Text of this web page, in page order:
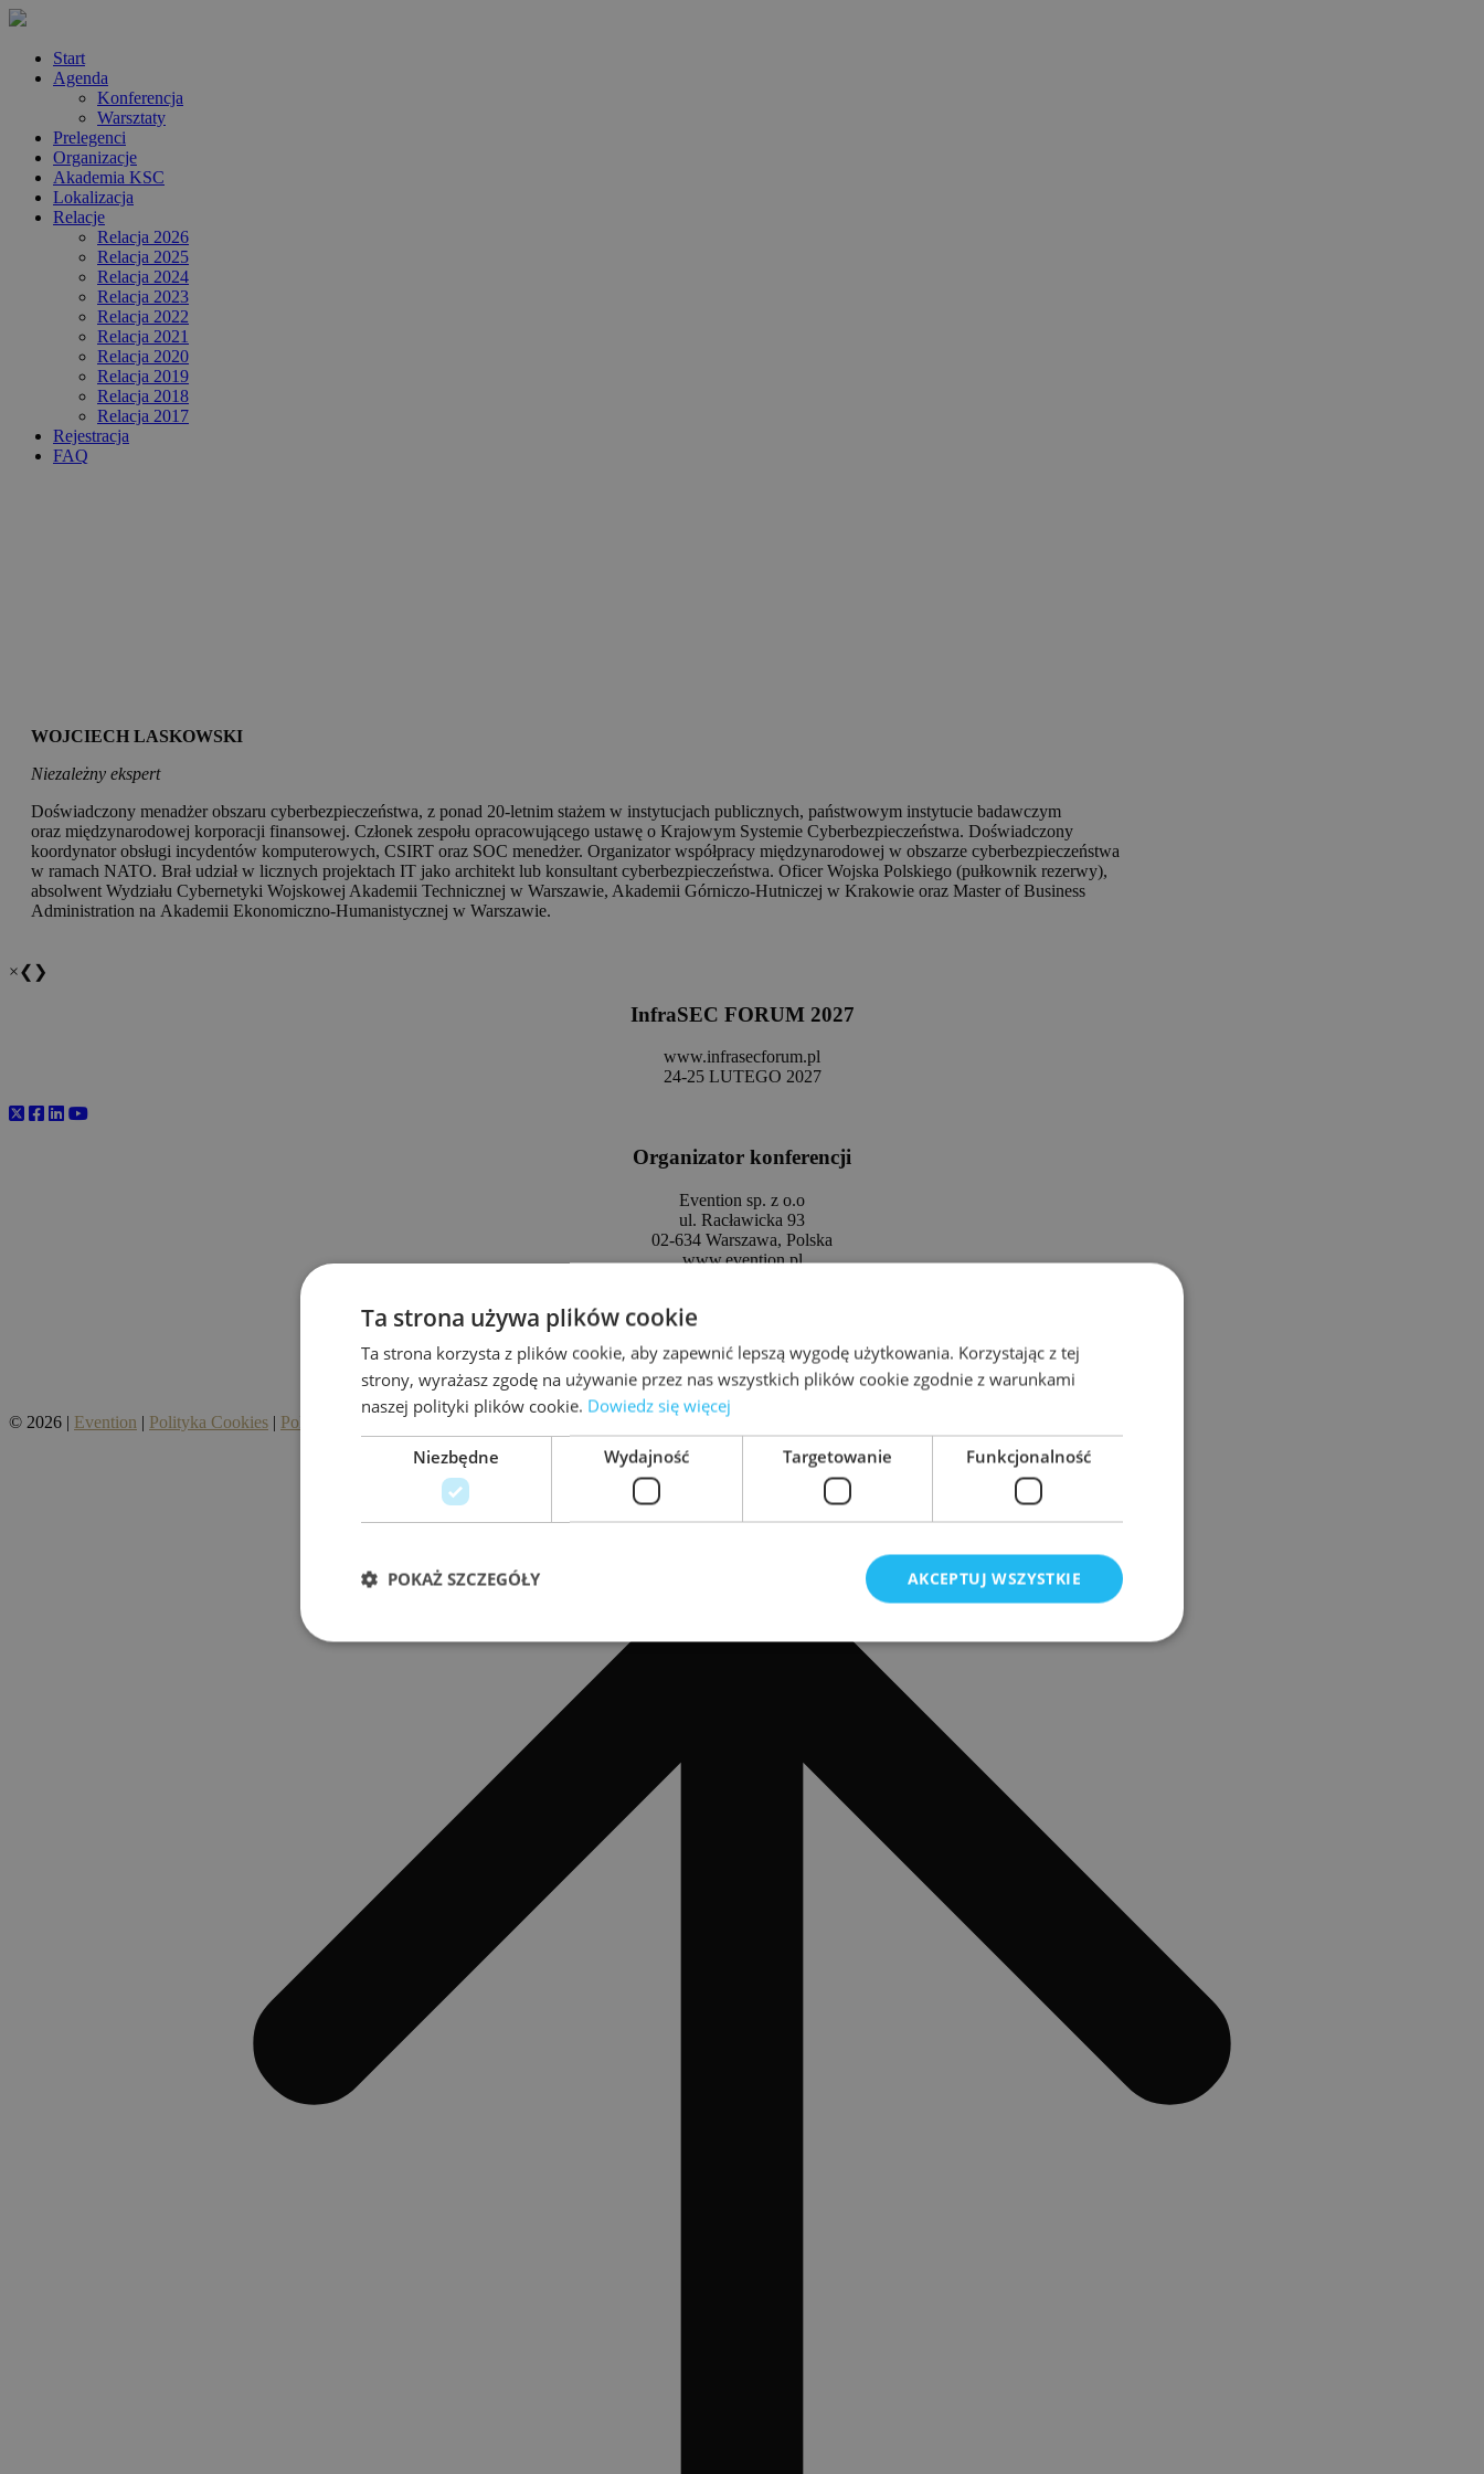
Start
Agenda
Konferencja
Warsztaty
Prelegenci
Organizacje
Akademia KSC
Lokalizacja
Relacje
Relacja 2026
Relacja 2025
Relacja 2024
Relacja 2023
Relacja 2022
Relacja 2021
Relacja 2020
Relacja 2019
Relacja 2018
Relacja 2017
Rejestracja
FAQ
WOJCIECH LASKOWSKI
Niezależny ekspert
Doświadczony menadżer obszaru cyberbezpieczeństwa, z ponad 20-letnim stażem w instytucjach publicznych, państwowym instytucie badawczym
oraz międzynarodowej korporacji finansowej. Członek zespołu opracowującego ustawę o Krajowym Systemie Cyberbezpieczeństwa. Doświadczony
koordynator obsługi incydentów komputerowych, CSIRT oraz SOC menedżer. Organizator współpracy międzynarodowej w obszarze cyberbezpieczeństwa
w ramach NATO. Brał udział w licznych projektach IT jako architekt lub konsultant cyberbezpieczeństwa. Oficer Wojska Polskiego (pułkownik rezerwy),
absolwent Wydziału Cybernetyki Wojskowej Akademii Technicznej w Warszawie, Akademii Górniczo-Hutniczej w Krakowie oraz Master of Business
Administration na Akademii Ekonomiczno-Humanistycznej w Warszawie.
×❮ ❯
InfraSEC FORUM 2027
www.infrasecforum.pl
24-25 LUTEGO 2027
Organizator konferencji
Evention sp. z o.o
ul. Racławicka 93
02-634 Warszawa, Polska
www.evention.pl
Kaja Fąfara
m. +48 577 739 775
e:uczestnik@evention.com.pl
© 2026 | Evention | Polityka Cookies | Polityka prywatności Regulamin
Ta strona używa plików cookie
Ta strona korzysta z plików cookie, aby zapewnić lepszą wygodę użytkowania. Korzystając z tej
strony, wyrażasz zgodę na używanie przez nas wszystkich plików cookie zgodnie z warunkami
naszej polityki plików cookie. Dowiedz się więcej
Niezbędne Wydajność Targetowanie Funkcjonalność
AKCEPTUJ WSZYSTKIE
POKAŻ SZCZEGÓŁY